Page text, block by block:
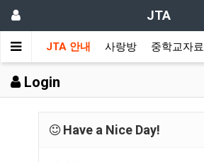
JTA
JTA 안내 사랑방 중학교자료
Login
Have a Nice Day!